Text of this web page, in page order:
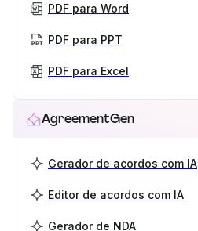
PDF para Word
PDF para PPT
PDF para Excel
AgreementGen
Gerador de acordos com IA
Editor de acordos com IA
Gerador de NDA